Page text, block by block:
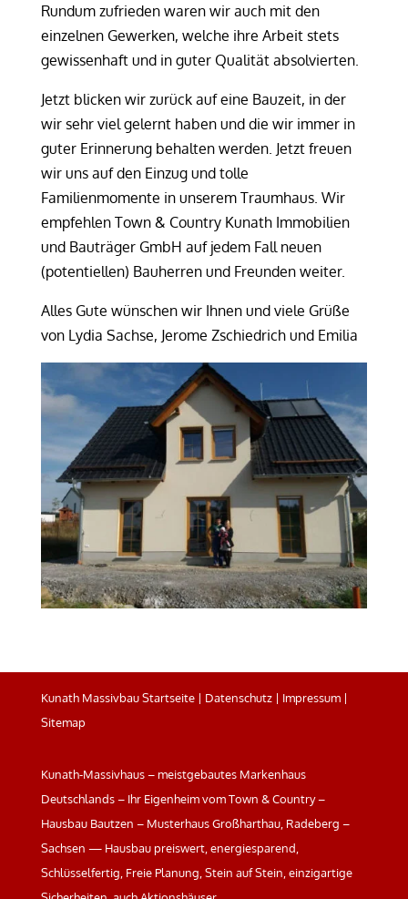
Rundum zufrieden waren wir auch mit den
einzelnen Gewerken, welche ihre Arbeit stets
gewissenhaft und in guter Qualität absolvierten.
Jetzt blicken wir zurück auf eine Bauzeit, in der
wir sehr viel gelernt haben und die wir immer in
guter Erinnerung behalten werden. Jetzt freuen
wir uns auf den Einzug und tolle
Familienmomente in unserem Traumhaus. Wir
empfehlen Town & Country Kunath Immobilien
und Bauträger GmbH auf jedem Fall neuen
(potentiellen) Bauherren und Freunden weiter.
Alles Gute wünschen wir Ihnen und viele Grüße
von Lydia Sachse, Jerome Zschiedrich und Emilia
Kunath Massivbau Startseite| Datenschutz| Impressum|
Sitemap
Kunath-Massivhaus – meistgebautes Markenhaus
Deutschlands – Ihr Eigenheim vom Town & Country –
Hausbau Bautzen – Musterhaus Großharthau, Radeberg –
Sachsen — Hausbau preiswert, energiesparend,
Schlüsselfertig, Freie Planung, Stein auf Stein, einzigartige